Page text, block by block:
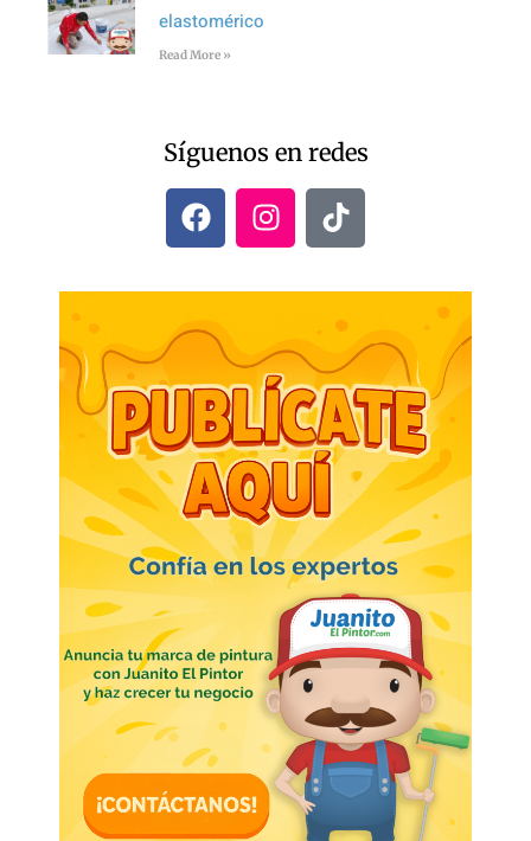
elastomérico
Read More »
Síguenos en redes